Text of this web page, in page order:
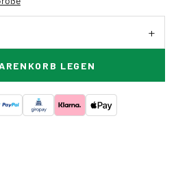
LEGEN